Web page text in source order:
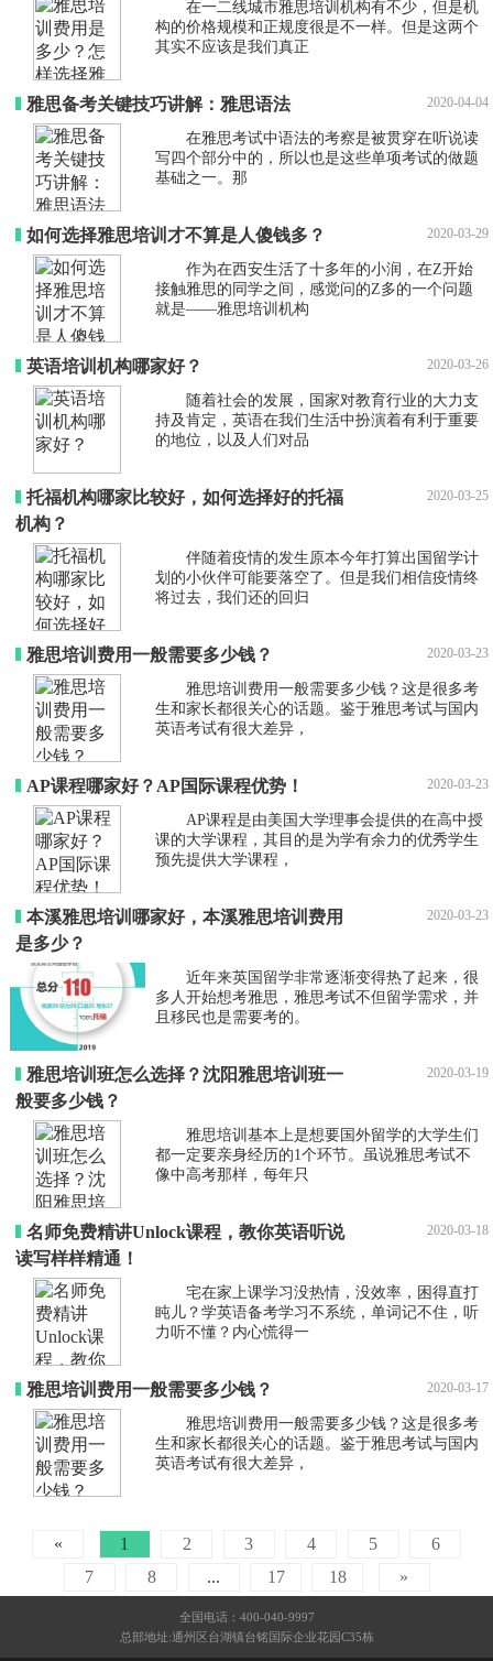
在一二线城市雅思培训机构有不少，但是机
构的价格规模和正规度很是不一样。但是这两个
其实不应该是我们真正
雅思备考关键技巧讲解：雅思语法 2020-04-04
在雅思考试中语法的考察是被贯穿在听说读
写四个部分中的，所以也是这些单项考试的做题
基础之一。那
如何选择雅思培训才不算是人傻钱多？ 2020-03-29
作为在西安生活了十多年的小润，在Z开始
接触雅思的同学之间，感觉问的Z多的一个问题
就是——雅思培训机构
英语培训机构哪家好？ 2020-03-26
随着社会的发展，国家对教育行业的大力支
持及肯定，英语在我们生活中扮演着有利于重要
的地位，以及人们对品
托福机构哪家比较好，如何选择好的托福
机构？
2020-03-25
伴随着疫情的发生原本今年打算出国留学计
划的小伙伴可能要落空了。但是我们相信疫情终
将过去，我们还的回归
雅思培训费用一般需要多少钱？ 2020-03-23
雅思培训费用一般需要多少钱？这是很多考
生和家长都很关心的话题。鉴于雅思考试与国内
英语考试有很大差异，
AP课程哪家好？AP国际课程优势！ 2020-03-23
AP课程是由美国大学理事会提供的在高中授
课的大学课程，其目的是为学有余力的优秀学生
预先提供大学课程，
本溪雅思培训哪家好，本溪雅思培训费用
是多少？
2020-03-23
近年来英国留学非常逐渐变得热了起来，很
多人开始想考雅思，雅思考试不但留学需求，并
且移民也是需要考的。
雅思培训班怎么选择？沈阳雅思培训班一
般要多少钱？
2020-03-19
雅思培训基本上是想要国外留学的大学生们
都一定要亲身经历的1个环节。虽说雅思考试不
像中高考那样，每年只
名师免费精讲Unlock课程，教你英语听说
读写样样精通！
2020-03-18
宅在家上课学习没热情，没效率，困得直打
盹儿？学英语备考学习不系统，单词记不住，听
力听不懂？内心慌得一
雅思培训费用一般需要多少钱？ 2020-03-17
雅思培训费用一般需要多少钱？这是很多考
生和家长都很关心的话题。鉴于雅思考试与国内
英语考试有很大差异，
« 1 2 3 4 5
6
7
8 ... 17 18 »
全国电话：400-040-9997
总部地址:通州区台湖镇台铭国际企业花园C35栋